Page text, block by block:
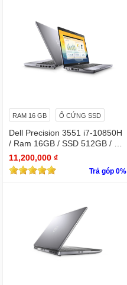
RAM 16 GB Ổ CỨNG SSD
Dell Precision 3551 i7-10850H
/ Ram 16GB / SSD 512GB / Mà
n 15.6″ IPS Full HD 1920×1080
IPS / VGA NVIDIA Quadro P62
0
11,200,000 ₫
Trả góp 0%